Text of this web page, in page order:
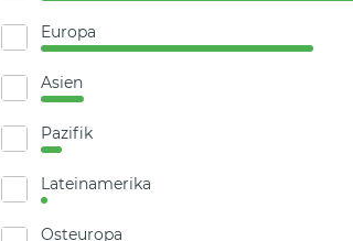
Europa
Asien
Pazifik
Lateinamerika
Osteuropa